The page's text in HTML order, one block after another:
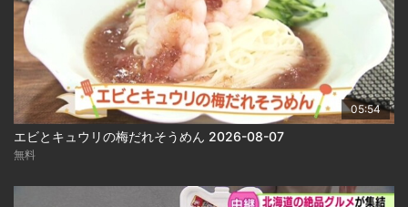
05:54
エビとキュウリの梅だれそうめん 2026-08-07
無料